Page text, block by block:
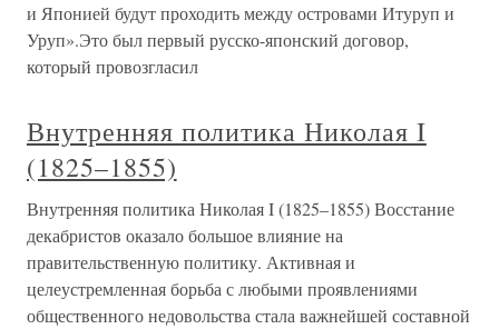
и Японией будут проходить между островами Итуруп и
Уруп».Это был первый русско-японский договор,
который провозгласил
Внутренняя политика Николая I
(1825–1855)
Внутренняя политика Николая I (1825–1855) Восстание
декабристов оказало большое влияние на
правительственную политику. Активная и
целеустремленная борьба с любыми проявлениями
общественного недовольства стала важнейшей составной